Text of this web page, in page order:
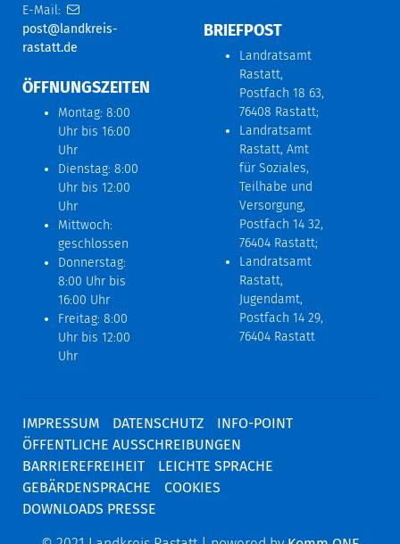
E-Mail:
post@landkreis-
rastatt.de
ÖFFNUNGSZEITEN
Montag: 8:00
Uhr bis 16:00
Uhr
Dienstag: 8:00
Uhr bis 12:00
Uhr
Mittwoch:
geschlossen
Donnerstag:
8:00 Uhr bis
16:00 Uhr
Freitag: 8:00
Uhr bis 12:00
Uhr
BRIEFPOST
Landratsamt
Rastatt,
Postfach 18 63,
76408 Rastatt;
Landratsamt
Rastatt, Amt
für Soziales,
Teilhabe und
Versorgung,
Postfach 14 32,
76404 Rastatt;
Landratsamt
Rastatt,
Jugendamt,
Postfach 14 29,
76404 Rastatt
IMPRESSUM DATENSCHUTZ
INFO-POINT
ÖFFENTLICHE AUSSCHREIBUNGEN
BARRIEREFREIHEIT
LEICHTE SPRACHE
GEBÄRDENSPRACHE
COOKIES
DOWNLOADS PRESSE